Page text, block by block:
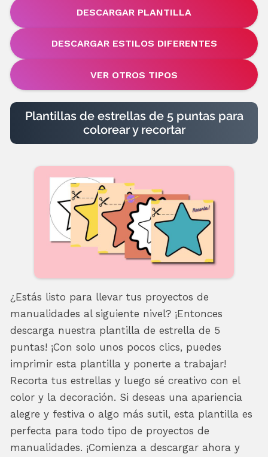
DESCARGAR PLANTILLA
DESCARGAR ESTILOS DIFERENTES
VER OTROS TIPOS
Plantillas de estrellas de 5 puntas para
colorear y recortar
¿Estás listo para llevar tus proyectos de
manualidades al siguiente nivel? ¡Entonces
descarga nuestra plantilla de estrella de 5
puntas! ¡Con solo unos pocos clics, puedes
imprimir esta plantilla y ponerte a trabajar!
Recorta tus estrellas y luego sé creativo con el
color y la decoración. Si deseas una apariencia
alegre y festiva o algo más sutil, esta plantilla es
perfecta para todo tipo de proyectos de
manualidades. ¡Comienza a descargar ahora y